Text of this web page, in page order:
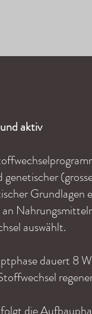
aktiv
genetischer
Grundlagen
an
auswählt.
dauert 8